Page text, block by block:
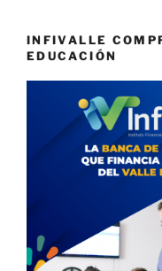
INFIVALLE
EDUCACIÓN